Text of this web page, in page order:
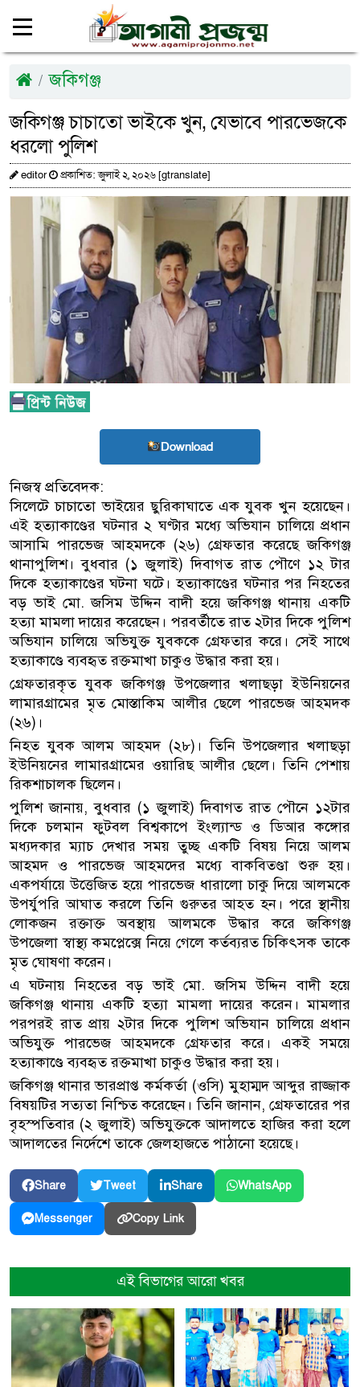
জকিগঞ্জ
জকিগঞ্জ চাচাতো ভাইকে খুন, যেভাবে পারভেজকে
ধরলো পুলিশ
editor প্রকাশিত: জুলাই ২, ২০২৬ [gtranslate]
Download
নিজস্ব প্রতিবেদক:
সিলেটে চাচাতো ভাইয়ের ছুরিকাঘাতে এক যুবক খুন হয়েছেন।
এই হত্যাকাণ্ডের ঘটনার ২ ঘণ্টার মধ্যে অভিযান চালিয়ে প্রধান
আসামি পারভেজ আহমদকে (২৬) গ্রেফতার করেছে জকিগঞ্জ
থানাপুলিশ। বুধবার (১ জুলাই) দিবাগত রাত পৌণে ১২ টার
দিকে হত্যাকাণ্ডের ঘটনা ঘটে। হত্যাকাণ্ডের ঘটনার পর নিহতের
বড় ভাই মো. জসিম উদ্দিন বাদী হয়ে জকিগঞ্জ থানায় একটি
হত্যা মামলা দায়ের করেছেন। পরবর্তীতে রাত ২টার দিকে পুলিশ
অভিযান চালিয়ে অভিযুক্ত যুবককে গ্রেফতার করে। সেই সাথে
হত্যাকাণ্ডে ব্যবহৃত রক্তমাখা চাকুও উদ্ধার করা হয়।
গ্রেফতারকৃত যুবক জকিগঞ্জ উপজেলার খলাছড়া ইউনিয়নের
লামারগ্রামের মৃত মোস্তাকিম আলীর ছেলে পারভেজ আহমদক
(২৬)।
নিহত যুবক আলম আহমদ (২৮)। তিনি উপজেলার খলাছড়া
ইউনিয়নের লামারগ্রামের ওয়ারিছ আলীর ছেলে। তিনি পেশায়
রিকশাচালক ছিলেন।
পুলিশ জানায়, বুধবার (১ জুলাই) দিবাগত রাত পৌনে ১২টার
দিকে চলমান ফুটবল বিশ্বকাপে ইংল্যান্ড ও ডিআর কঙ্গোর
মধ্যদকার ম্যাচ দেখার সময় তুচ্ছ একটি বিষয় নিয়ে আলম
আহমদ ও পারভেজ আহমদের মধ্যে বাকবিতণ্ডা শুরু হয়।
একপর্যায়ে উত্তেজিত হয়ে পারভেজ ধারালো চাকু দিয়ে আলমকে
উপর্যুপরি আঘাত করলে তিনি গুরুতর আহত হন। পরে স্থানীয়
লোকজন রক্তাক্ত অবস্থায় আলমকে উদ্ধার করে জকিগঞ্জ
উপজেলা স্বাস্থ্য কমপ্লেক্সে নিয়ে গেলে কর্তব্যরত চিকিৎসক তাকে
মৃত ঘোষণা করেন।
এ ঘটনায় নিহতের বড় ভাই মো. জসিম উদ্দিন বাদী হয়ে
জকিগঞ্জ থানায় একটি হত্যা মামলা দায়ের করেন। মামলার
পরপরই রাত প্রায় ২টার দিকে পুলিশ অভিযান চালিয়ে প্রধান
অভিযুক্ত পারভেজ আহমদকে গ্রেফতার করে। একই সময়ে
হত্যাকাণ্ডে ব্যবহৃত রক্তমাখা চাকুও উদ্ধার করা হয়।
জকিগঞ্জ থানার ভারপ্রাপ্ত কর্মকর্তা (ওসি) মুহাম্মদ আব্দুর রাজ্জাক
বিষয়টির সত্যতা নিশ্চিত করেছেন। তিনি জানান, গ্রেফতারের পর
বৃহস্পতিবার (২ জুলাই) অভিযুক্তকে আদালতে হাজির করা হলে
আদালতের নির্দেশে তাকে জেলহাজতে পাঠানো হয়েছে।
Share Tweet Share WhatsApp
Messenger Copy Link
এই বিভাগের আরো খবর